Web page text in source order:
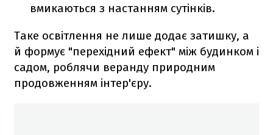
вмикаються з настанням сутінків.
Таке освітлення не лише додає затишку, а
й формує "перехідний ефект" між будинком і
садом, роблячи веранду природним
продовженням інтер'єру.